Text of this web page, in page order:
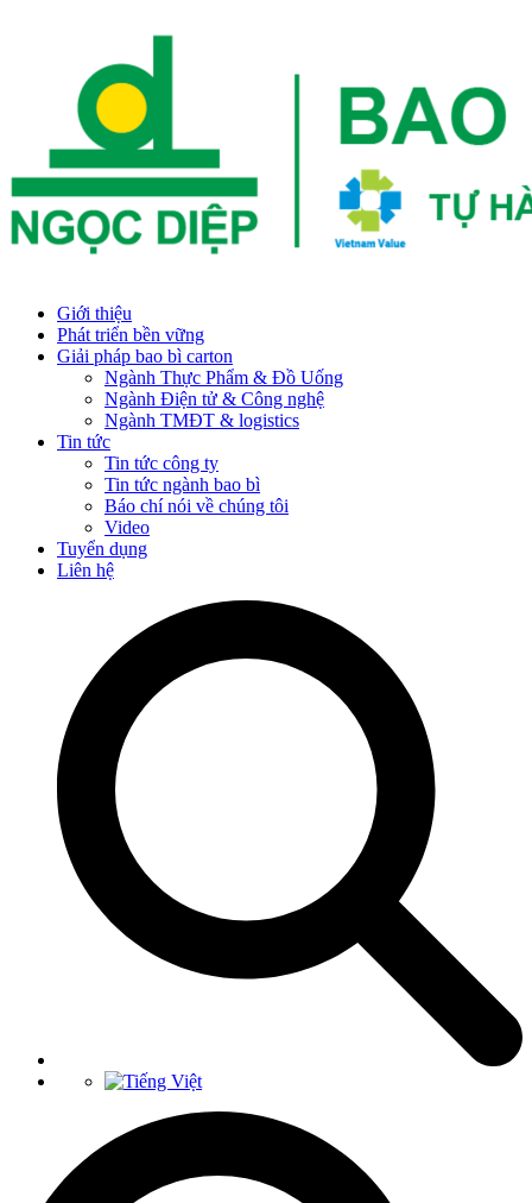
Giới thiệu
Phát triển bền vững
Giải pháp bao bì carton
Ngành Thực Phẩm & Đồ Uống
Ngành Điện tử & Công nghệ
Ngành TMĐT & logistics
Tin tức
Tin tức công ty
Tin tức ngành bao bì
Báo chí nói về chúng tôi
Video
Tuyển dụng
Liên hệ